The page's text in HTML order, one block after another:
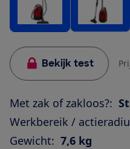
Bekijk test
Met zak of zakloos?:
Werkbereik /
Gewicht: 7,6 kg